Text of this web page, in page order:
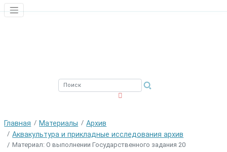
Главная Материалы
Архив
Аквакультура и прикладные исследования архив
Материал: О выполнении Государственного задания 20